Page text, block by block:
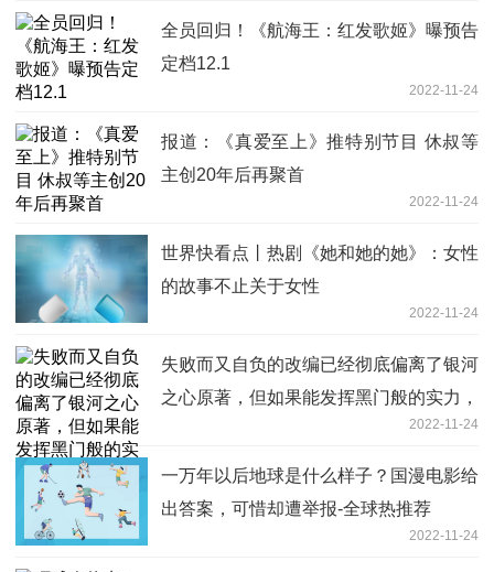
全员回归！《航海王：红发歌姬》曝预告
定档12.1
2022-11-24
报道：《真爱至上》推特别节目 休叔等
主创20年后再聚首
2022-11-24
世界快看点丨热剧《她和她的她》：女性
的故事不止关于女性
2022-11-24
失败而又自负的改编已经彻底偏离了银河
之心原著，但如果能发挥黑门般的实力，
2022-11-24
一万年以后地球是什么样子？国漫电影给
出答案，可惜却遭举报-全球热推荐
2022-11-24